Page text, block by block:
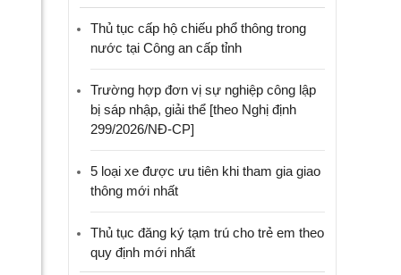
Thủ tục cấp hộ chiếu phổ thông trong
nước tại Công an cấp tỉnh
Trường hợp đơn vị sự nghiệp công lập
bị sáp nhập, giải thể [theo Nghị định
299/2026/NĐ-CP]
5 loại xe được ưu tiên khi tham gia giao
thông mới nhất
Thủ tục đăng ký tạm trú cho trẻ em theo
quy định mới nhất